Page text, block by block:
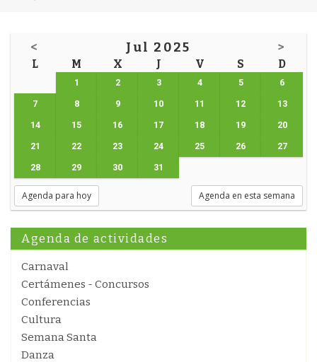
< Jul 2025 >
L M X J V S D
1 2 3 4 5 6
7 8 9 10 11 12 13
14 15 16 17 18 19 20
21 22 23 24 25 26 27
28 29 30 31
Agenda para hoy Agenda en esta semana
Agenda de actividades
Carnaval
Certámenes - Concursos
Conferencias
Cultura
Semana Santa
Danza